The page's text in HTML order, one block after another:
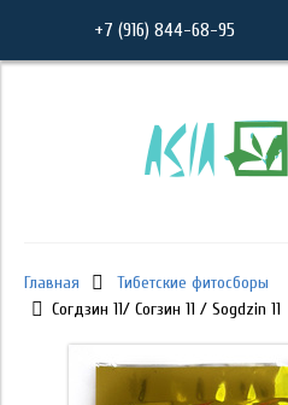
+7 (916) 844-68-95
Главная
Тибетские фитосборы
Согдзин 11/ Согзин 11 / Sogdzin 11